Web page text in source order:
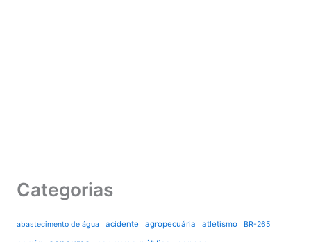
Categorias
abastecimento de água acidente agropecuária atletismo BR-265